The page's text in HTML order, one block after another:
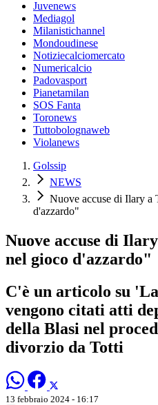
Juvenews
Mediagol
Milanistichannel
Mondoudinese
Notiziecalciomercato
Numericalcio
Padovasport
Pianetamilan
SOS Fanta
Toronews
Tuttobolognaweb
Violanews
Golssip
NEWS
Nuove accuse di Ilary a
d'azzardo"
Nuove accuse di
nel gioco d'azzardo"
C'è un articolo su
vengono citati atti
della Blasi nel
divorzio da Totti
13 febbraio 2024 - 16:17